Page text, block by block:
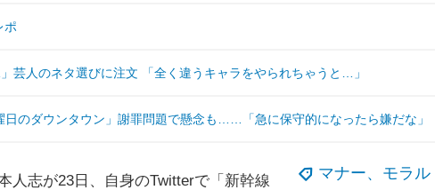
ポ
芸人のネタ選びに注文 「全く違うキャラをやられちゃうと…」
日のダウンタウン」謝罪問題で懸念も……「急に保守的になったら嫌だな」
マナー、モラル
人志が23日、自身のTwitterで「新幹線